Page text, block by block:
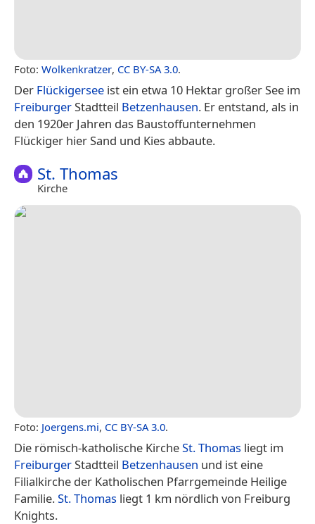
Foto: Wolkenkratzer, CC BY-SA 3.0.
Der Flückigersee ist ein etwa 10 Hektar großer See im
FreiburgerStadtteil Betzenhausen. Er entstand, als in
den 1920er Jahren das Baustoffunternehmen
Flückiger hier Sand und Kies abbaute.
St. Thomas
Kirche
Foto: Joergens.mi, CC BY-SA 3.0.
Die römisch-katholische KircheSt. Thomas liegt im
FreiburgerStadtteil Betzenhausen und ist eine
Filialkirche der Katholischen Pfarrgemeinde Heilige
Familie.St. Thomas liegt 1 km nördlich von Freiburg
Knights.